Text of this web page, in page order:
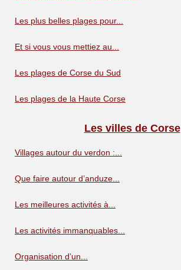
Les plus belles plages pour...
Et si vous vous mettiez au...
Les plages de Corse du Sud
Les plages de la Haute Corse
Les villes de Corse
Villages autour du verdon :...
Que faire autour d’anduze...
Les meilleures activités à...
Les activités immanquables...
Organisation d’un...